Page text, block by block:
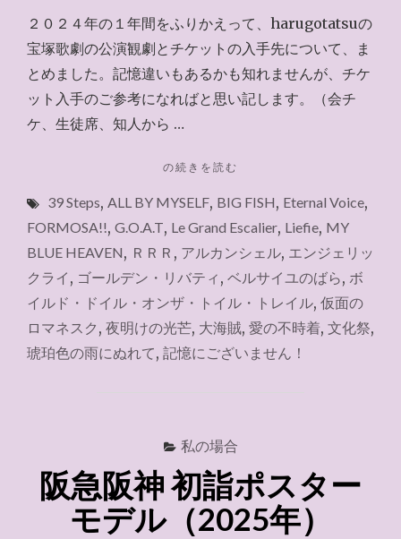
２０２４年の１年間をふりかえって、harugotatsuの
宝塚歌劇の公演観劇とチケットの入手先について、ま
とめました。記憶違いもあるかも知れませんが、チケ
ット入手のご参考になればと思い記します。（会チ
ケ、生徒席、知人から …
"宝
歌
劇
観
劇
と
ケ
ッ
（2024
年）"
の続きを読む
39 Steps, ALL BY MYSELF, BIG FISH, Eternal Voice,
FORMOSA!!, G.O.A.T, Le Grand Escalier, Liefie, MY
BLUE HEAVEN, ＲＲＲ , アルカンシェル, エンジェリッ
クライ , ゴールデン・リバティ , ベルサイユのばら, ボ
イルド・ドイル・オンザ・トイル・トレイル, 仮面の
ロマネスク , 夜明けの光芒, 大海賊, 愛の不時着, 文化祭,
琥珀色の雨にぬれて, 記憶にございません！
私の場合
阪急阪神 初詣ポスター
モデル（2025年）